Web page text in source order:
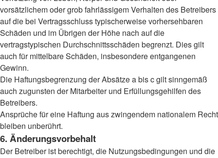
vorsätzlichem oder grob fahrlässigem Verhalten des Betreibers
auf die bei Vertragsschluss typischerweise vorhersehbaren
Schäden und im Übrigen der Höhe nach auf die
vertragstypischen Durchschnittsschäden begrenzt. Dies gilt
auch für mittelbare Schäden, insbesondere entgangenen
Gewinn.
Die Haftungsbegrenzung der Absätze a bis c gilt sinngemäß
auch zugunsten der Mitarbeiter und Erfüllungsgehilfen des
Betreibers.
Ansprüche für eine Haftung aus zwingendem nationalem Recht
bleiben unberührt.
6. Änderungsvorbehalt
Der Betreiber ist berechtigt, die Nutzungsbedingungen und die